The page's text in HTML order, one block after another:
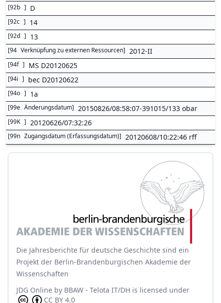
[92b ] D
[92c ] 14
[92d ] 13
[94 Verknüpfung zu externen Ressourcen] 2012-II
[94f ] MS D20120625
[94i ] bec D20120622
[94o ] 1a
[99e Änderungsdatum] 20150826/08:58:07-391015/133 obar
[99K ] 20120626/07:32:26
[99n Zugangsdatum (Erfassungsdatum)] 20120608/10:22:46 rff
Die Jahresberichte für deutsche Geschichte sind ein
Projekt der Berlin-Brandenburgischen Akademie der
Wissenschaften
JDG Online by BBAW - Telota IT/DH is licensed under
CC BY 4.0